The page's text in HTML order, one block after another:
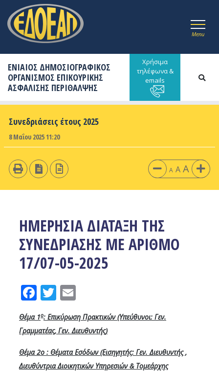
Menu
ΕΝΙΑΙΟΣ ΔΗΜΟΣΙΟΓΡΑΦΙΚΟΣ
ΟΡΓΑΝΙΣΜΟΣ ΕΠΙΚΟΥΡΙΚΗΣ
ΑΣΦΑΛΙΣΗΣ ΠΕΡΙΘΑΛΨΗΣ
Χρήσιμα
τηλέφωνα &
emails
Συνεδριάσεις έτους 2025
8 Μαΐου 2025 11:20
A A A
ΗΜΕΡΗΣΙΑ ΔΙΑΤΑΞΗ ΤΗΣ
ΣΥΝΕΔΡΙΑΣΗΣ ΜΕ ΑΡΙΘΜΟ
17/07-05-2025
Facebook
Twitter
Θέμα 1ο: Επικύρωση Πρακτικών (Υπεύθυνοι: Γεν.
Γραμματέας, Γεν. Διευθυντής)
Θέμα 2ο : Θέματα Εσόδων (Εισηγητής: Γεν. Διευθυντής ,
Διευθύντρια Διοικητικών Υπηρεσιών & Τομεάρχης